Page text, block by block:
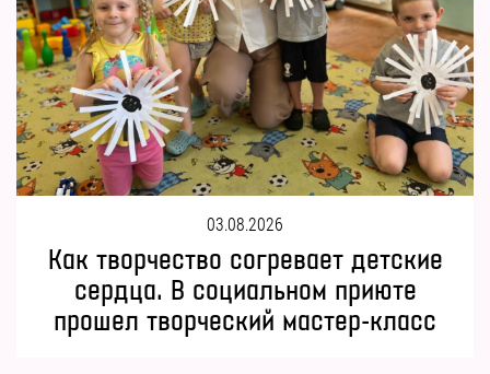
Как творчество согревает детские
сердца. В социальном приюте
прошел творческий мастер-класс
03.08.2026